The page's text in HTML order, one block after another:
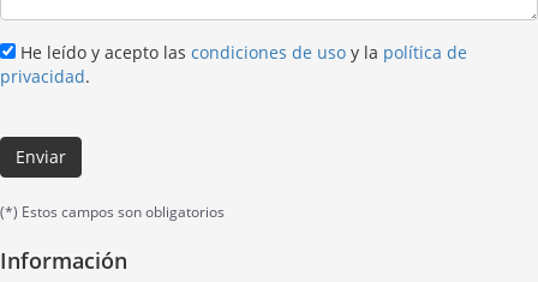
He leído y acepto las condiciones de uso y la política de
privacidad.
Enviar
(*) Estos campos son obligatorios
Información